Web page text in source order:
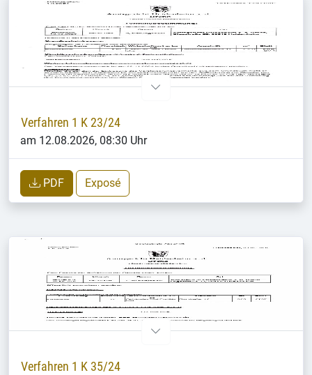
Verfahren 1 K 23/24
am 12.08.2026, 08:30 Uhr
PDF Exposé
Verfahren 1 K 35/24